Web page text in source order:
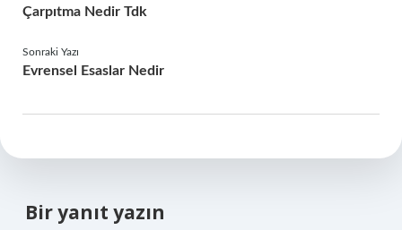
Çarpıtma Nedir Tdk
Sonraki Yazı
Evrensel Esaslar Nedir
Bir yanıt yazın